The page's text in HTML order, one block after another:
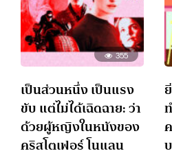
355
เป็นส่วนหนึ่ง เป็นแรง
ขับ แต่ไม่ได้เฉิดฉาย: ว่า
ด้วยผู้หญิงในหนังของ
คริสโตเฟอร์ โนแลน